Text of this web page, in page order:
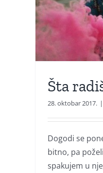
Šta
28. oktobar 2017. |
Dogodi se
bitno, pa
spakujem u